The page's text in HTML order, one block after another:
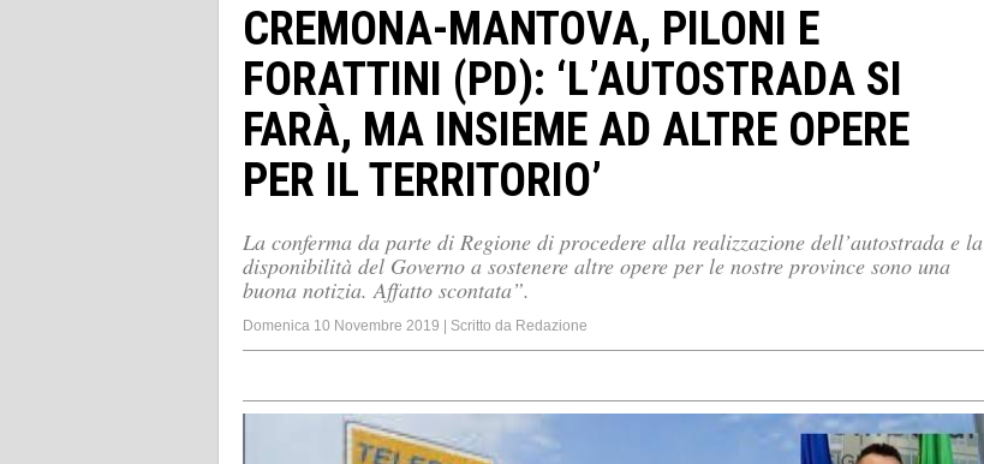
CREMONA-MANTOVA, PILONI E
FORATTINI (PD): ‘L’AUTOSTRADA SI
FARÀ, MA INSIEME AD ALTRE OPERE
PER IL TERRITORIO’
La conferma da parte di Regione di procedere alla realizzazione dell’autostrada e la
disponibilità del Governo a sostenere altre opere per le nostre province sono una
buona notizia. Affatto scontata”.
Domenica 10 Novembre 2019 | Scritto da Redazione